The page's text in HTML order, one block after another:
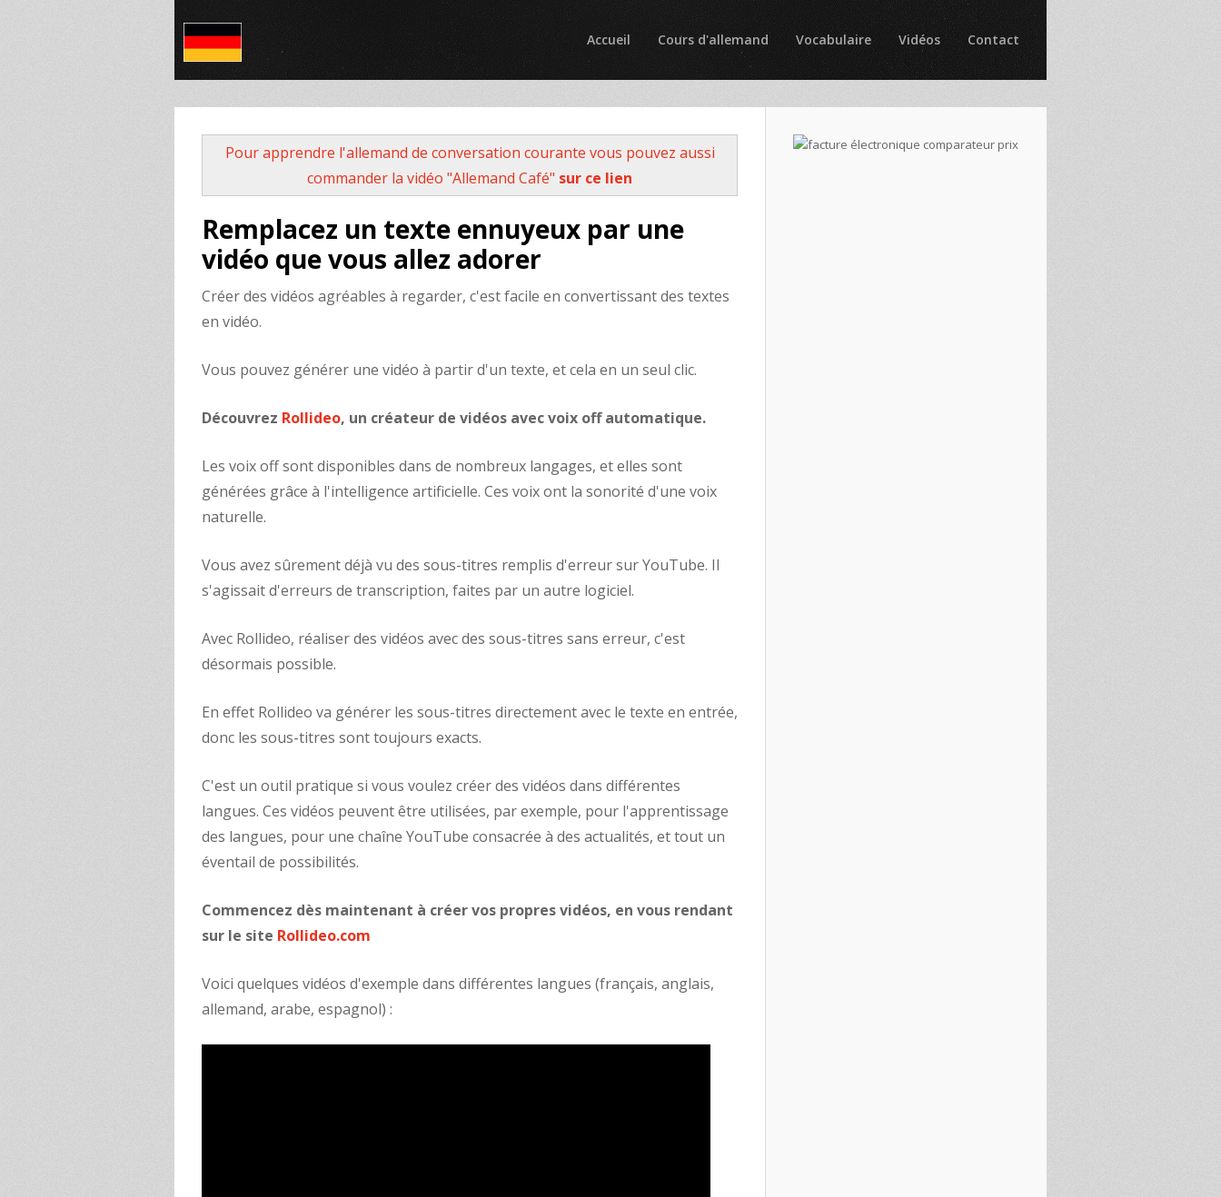
Accueil Cours d'allemand Vocabulaire Vidéos Contact
Pour apprendre l'allemand de conversation courante vous pouvez aussi
commander la vidéo "Allemand Café" sur ce lien
Remplacez un texte ennuyeux par une
vidéo que vous allez adorer
Créer des vidéos agréables à regarder, c'est facile en convertissant des textes
en vidéo.
Vous pouvez générer une vidéo à partir d'un texte, et cela en un seul clic.
Découvrez Rollideo, un créateur de vidéos avec voix off automatique.
Les voix off sont disponibles dans de nombreux langages, et elles sont
générées grâce à l'intelligence artificielle. Ces voix ont la sonorité d'une voix
naturelle.
Vous avez sûrement déjà vu des sous-titres remplis d'erreur sur YouTube. Il
s'agissait d'erreurs de transcription, faites par un autre logiciel.
Avec Rollideo, réaliser des vidéos avec des sous-titres sans erreur, c'est
désormais possible.
En effet Rollideo va générer les sous-titres directement avec le texte en entrée,
donc les sous-titres sont toujours exacts.
C'est un outil pratique si vous voulez créer des vidéos dans différentes
langues. Ces vidéos peuvent être utilisées, par exemple, pour l'apprentissage
des langues, pour une chaîne YouTube consacrée à des actualités, et tout un
éventail de possibilités.
Commencez dès maintenant à créer vos propres vidéos, en vous rendant
sur le site Rollideo.com
Voici quelques vidéos d'exemple dans différentes langues (français, anglais,
allemand, arabe, espagnol) :